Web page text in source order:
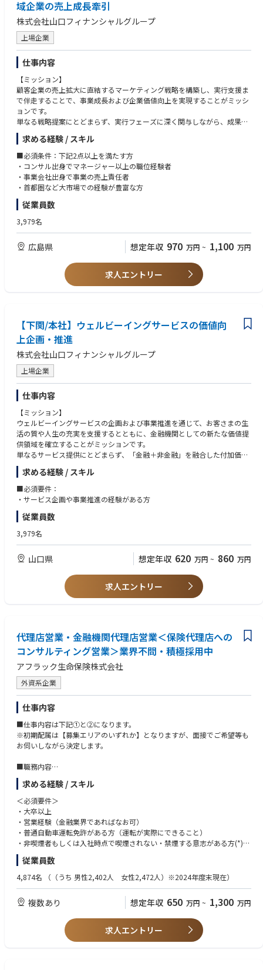
名古屋市千種区覚王山通８－１４ 税理士会ビル５階「名古屋税理士推進
支社」
静岡市葵区黒金町５９－６ 大同生命静岡ビル４階「静岡ＴＫＣ企業保険
支社」
岐阜県岐阜市吉野町６－１６ 岐阜スカイウォールビルディング４階「中
部ＴＫＣ企業保険支社三岐ＴＫＣ営業部」
浜松市中央区元城町２１６－１８ 浜松大同生命ビル３階「浜松ＴＫＣ企
業保険支社」
【近畿地区】
兵庫県神戸市中央区栄町通１－２－７ 大同生命神戸ビル３階「兵庫税理
士推進支社」
和歌山県和歌山市西汀丁３８ Ｒｅｇｕｌｕｓビル２階「南近畿ＴＫＣ企
業保険支社 阪和ＴＫＣ営業部」
【中国地区】
広島市中区紙屋町１－２－２７ 大同生命広島ビル５階「中国税理士共済
支社」
岡山市北区蕃山町９－１９ 岡山大同生命ビル７階「広島支社 中国代理
店営業部（岡山駐在）」
鳥取県鳥取市富安２－１５９ 久本ビル４階「中国ＴＫＣ企業保険支社山
陰ＴＫＣ営業部」
福山市霞町１－２－１１ 太陽生命福山ビル７階「中国西ＴＫＣ企業保険
支社 福山推進課」
周南市本町１－３ 大同生命徳山ビル５階「中国西ＴＫＣ企業保険支社
徳島市八百屋町３－２６ ゲ－トウェイ徳島ビル４階「四国ＴＫＣ企業保
沖縄県那覇市前島３－１－１５ 大同生命那覇ビル３階「九州ＴＫＣ企業
保険支社 沖縄推進課」
熊本県熊本市中央区中央街３－８ 熊本大同生命ビル３階「南九州税理士
推進支社」
福岡県北九州市小倉北区鍛冶町１－１０－１０ 大同生命北九州ビル５階
「九州代理店支社 北九州代理店推進課」
長崎県長崎市桜町５－３ 大同生命長崎ビル５階「九州北部税理士推進支
社 長崎推進課」
大分県大分市城崎町１－３－３１ ＡＩＧ大分ビル２階「南九州税理士推
進支社 大分推進課」
福岡市中央区西中洲１２－３３ 福岡大同生命ビル５階「九州ＴＫＣ企業
保険支社」
更の可能性がございます※
■キャリアパス
・モデルケース（地域型）
１年目 約５２０万円 営業スタッフ 税理士代理店へのサポート営
５年目 約６３０万円 営業スタッフ（昇格） 税理士代理店へのサ
ポート営業
８年目 約８００万円 本社管理職 本社営業企画（チャレンジキャ
リア制度利用、本社希望する場合）
１３年目 約９６０万円 営業管理職
※入社時年齢２７歳／前職 他業界（未経験者）
※産休・育休取得推奨（取得率は男女100%）
域企業の売上成長牽引
株式会社山口フィナンシャルグループ
上場企業
仕事内容
【ミッション】
顧客企業の売上拡大に直結するマーケティング戦略を構築し、実行支援ま
で伴走することで、事業成長および企業価値向上を実現することがミッシ
ョンです。
単なる戦略提案にとどまらず、実行フェーズに深く関与しながら、成果創
出にコミットすることで、地域企業の競争力強化に貢献します。また、プ
ロジェクトを通じて若手人材の育成を担い、組織全体の価値提供力向上に
も寄与していただきます。
【業務内容】
・経営層・事業責任者へのヒアリングを通じた課題・機会の整理
・市場・顧客・競合分析に基づくマーケティング戦略の設計（ターゲット
・売上拡大に向けた具体施策の立案およびロードマップ策定
・戦略実行フェーズにおける進行管理・関係者調整・実行支援
・成果物（提案資料、計画書等）の品質担保
・若手メンバーへの業務指導、レビュー、OJTを通じた育成
【やりがい】
マーケティング戦略の立案だけでなく、実行・成果創出まで伴走すること
で、「絵に描いた戦略」で終わらない価値提供に携われます。
求める経験 / スキル
■必須条件：下記2点以上を満たす方
・コンサル出身でマネージャー以上の職位経験者
・事業会社出身で事業の売上責任者
・首都圏など大市場での経験が豊富な方
従業員数
3,979名
広島県 想定年収 970 万円 ~ 1,100 万円
求人エントリー
【下関/本社】ウェルビーイングサービスの価値向
上企画・推進
株式会社山口フィナンシャルグループ
上場企業
仕事内容
【ミッション】
ウェルビーイングサービスの企画および事業推進を通じて、お客さまの生
活の質や人生の充実を支援するとともに、金融機関としての新たな価値提
供領域を確立することがミッションです。
単なるサービス提供にとどまらず、「金融＋非金融」を融合した付加価値
モデルを構築し、継続的な顧客接点を創出することで、長期的な顧客関係
の深化と事業成長の両立に貢献していただきます。
【業務内容】
お客さまの生活・人生に寄り添うウェルビーイングサービスの付加価値向
サービス企画および事業推進業務をご担当いただきます。
＜ウェルビーイングサービスの企画・高度化＞
・ウェルビーイング領域における既存サービスの価値向上施策の企画
・お客さまニーズや社会動向を踏まえた新たなサービス企画・改善検討
＜事業推進・運営＞
【やりがい】
・「金融＋α」の新たな価値創出に挑戦できる
金融サービスに閉じない新領域において、生活や人生の質を高めるサービ
スを企画・実現できる点が大きな魅力です。
求める経験 / スキル
■必須要件：
・サービス企画や事業推進の経験がある方
従業員数
3,979名
山口県 想定年収 620 万円 ~ 860 万円
求人エントリー
代理店営業・金融機関代理店営業＜保険代理店への
コンサルティング営業＞業界不問・積極採用中
アフラック生命保険株式会社
外資系企業
仕事内容
■仕事内容は下記①と②になります。
※初期配属は【募集エリアのいずれか】となりますが、面接でご希望等も
お伺いしながら決定します。
■職務内容
・業務計画等の策定、管理
・代理店の教育、指導、管理
・販売チャネルの開拓、開発
・団体、お客様への対応
・募集管理業務
・担当代理店における個人情報管理の強化に関する対策の実施
・保険契約事務に関する各種業務
＝＝＝＝＝＝＝＝＝＝＝＝＝＝＝＝＝＝＝＝＝＝＝＝＝＝
① 【個人・法人代理店営業】
代理店営業は、系列企業を持つ代理店を担当する法人代理店営業と、系列
企業を持たない個人代理店を中心にエリア戦略を実行する個人代理店営
業、金融機関等を担当する金融機関代理店営業に分けられます。いずれ
ットの分析や、より効率的・効果的な販売方法の企画、資料の制作など多
岐にわたります。
求める経験 / スキル
＜必須要件＞
・大卒以上
・営業経験（金融業界であればなお可）
・普通自動車運転免許がある方（運転が実際にできること）
・非喫煙者もしくは入社時点で喫煙されない・禁煙する意志がある方(*)
＜歓迎要件＞
以下いずれかの経験
・法人営業の実務経験
・生保業界/損保業界での代理店営業の経験
(*)当社は「『生きる』を創るリーディングカンパニー」として、そして何
よりも社員の健康維持・増進のために、「2028年までに社員の喫煙率を
従業員数
4,874名 （（うち 男性2,402人 女性2,472人）※2024年度末現在）
複数あり 想定年収 650 万円 ~ 1,300 万円
求人エントリー